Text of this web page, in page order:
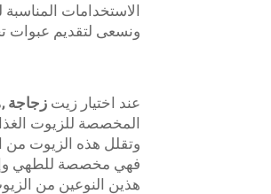
ونسعى لتقديم عبوات
عند اختيار زيت زجاجة,
المخصصة للزيوت
وتقلل هذه الزيوت من
فهي مخصصة للطهي
هذين النوعين من